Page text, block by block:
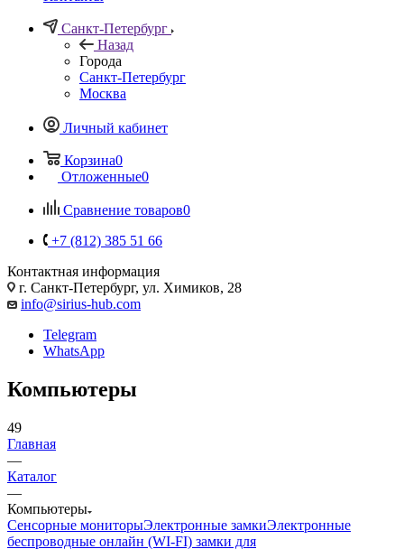
Санкт-Петербург
Назад
Города
Санкт-Петербург
Москва
Личный кабинет
Корзина0
Отложенные0
Сравнение товаров0
+7 (812) 385 51 66
Контактная информация
г. Санкт-Петербург, ул. Химиков, 28
info@sirius-hub.com
Telegram
WhatsApp
Компьютеры
49
Главная
—
Каталог
—
Компьютеры
Сенсорные мониторыЭлектронные замкиЭлектронные
беспроводные онлайн (WI-FI) замки для